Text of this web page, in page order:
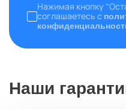
Нажимая кнопку
соглашаетесь с
Наши